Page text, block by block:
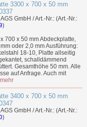
3300 x 700 x 50 mm
GmbH / Art.-Nr.: (Art.-Nr.:
)
700 x 50 mm Abdeckplatte,
oder 2,0 mm Ausführung:
18-10, Platte allseitig
schalldämmend
Gesamthöhe 50 mm. Alle
auf Anfrage. Auch mit
mehr
3400 x 700 x 50 mm
GmbH / Art.-Nr.: (Art.-Nr.:
)